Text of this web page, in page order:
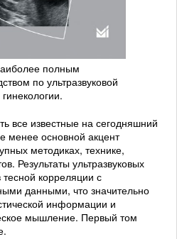
полным
по ультразвуковой
все известные на сегодняшний
основной акцент
методиках, технике,
Результаты ультразвуковых
корреляции с
данными, что значительно
информации и
мышление. Первый том